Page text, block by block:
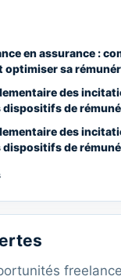
en assurance :
optimiser sa
des
dispositifs de
des
dispositifs de
freelance